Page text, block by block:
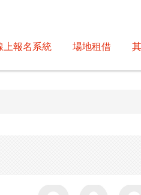
上報名系統 場地租借